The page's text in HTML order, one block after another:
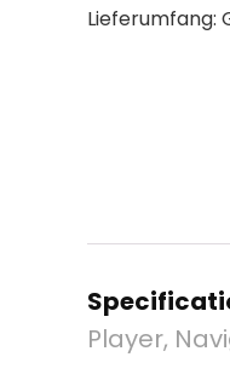
Lieferumfang:
Player,